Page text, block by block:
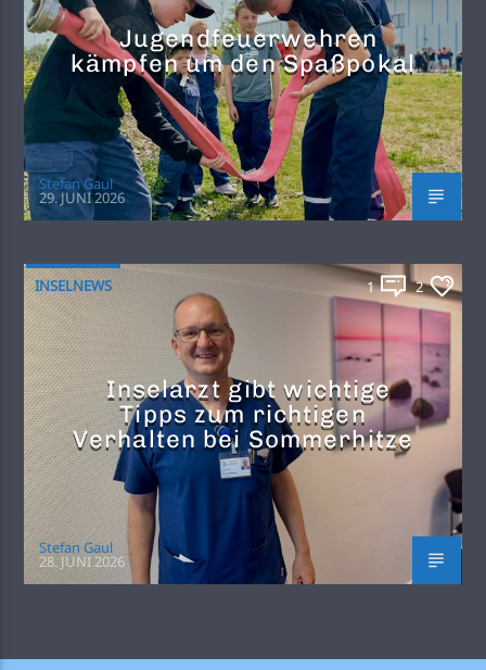
Jugendfeuerwehren
kämpfen um den Spaßpokal
Stefan Gaul
29. JUNI 2026
INSELNEWS 1 2
Inselarzt gibt wichtige
Tipps zum richtigen
Verhalten bei Sommerhitze
Stefan Gaul
28. JUNI 2026